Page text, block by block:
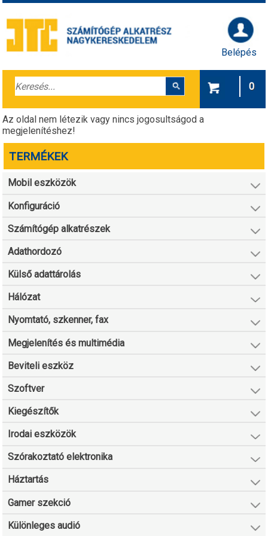
Belépés
0
Az oldal nem létezik vagy nincs jogosultságod a
megjelenítéshez!
TERMÉKEK
Mobil eszközök
Konfiguráció
Számítógép alkatrészek
Adathordozó
Külső adattárolás
Hálózat
Nyomtató, szkenner, fax
Megjelenítés és multimédia
Beviteli eszköz
Szoftver
Kiegészítők
Irodai eszközök
Szórakoztató elektronika
Háztartás
Gamer szekció
Különleges audió